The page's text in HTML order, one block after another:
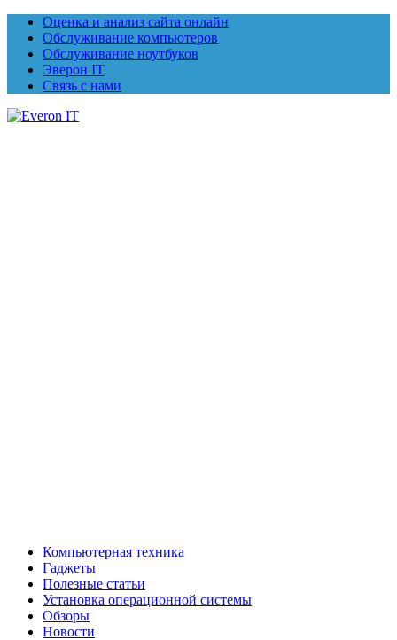
Оценка и анализ сайта онлайн
Обслуживание компьютеров
Обслуживание ноутбуков
Эверон IT
Связь с нами
Компьютерная техника
Гаджеты
Полезные статьи
Установка операционной системы
Обзоры
Новости